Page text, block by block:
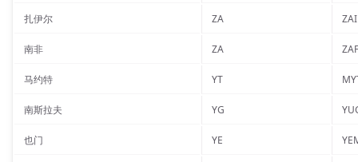
扎伊尔 ZA ZAI
南非 ZA ZAF
马约特 YT
南斯拉夫 YG
也门 YE